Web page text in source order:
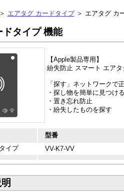
＞ エアタグ カードタイプ＞ エアタグ カ
ドタイプ 機能
【Apple製品専用】
紛失防止 スマート エアタ
「探す」ネットワークで
・探し物を簡単に見つけ
・置き忘れ防止
・紛失したものを探す
型番
イプ
VV-K7-VV